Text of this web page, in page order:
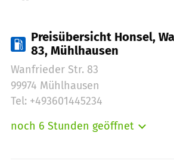
Preisübersicht Honsel,
83, Mühlhausen
Wanfrieder Str. 83
99974 Mühlhausen
Tel: +493601445234
noch 6 Stunden geöffnet